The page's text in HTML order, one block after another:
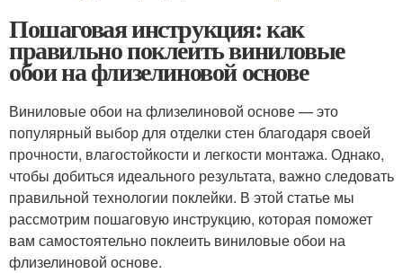
Пошаговая инструкция: как
правильно поклеить виниловые
обои на флизелиновой основе
Виниловые обои на флизелиновой основе — это
популярный выбор для отделки стен благодаря своей
прочности, влагостойкости и легкости монтажа. Однако,
чтобы добиться идеального результата, важно следовать
правильной технологии поклейки. В этой статье мы
рассмотрим пошаговую инструкцию, которая поможет
вам самостоятельно поклеить виниловые обои на
флизелиновой основе.